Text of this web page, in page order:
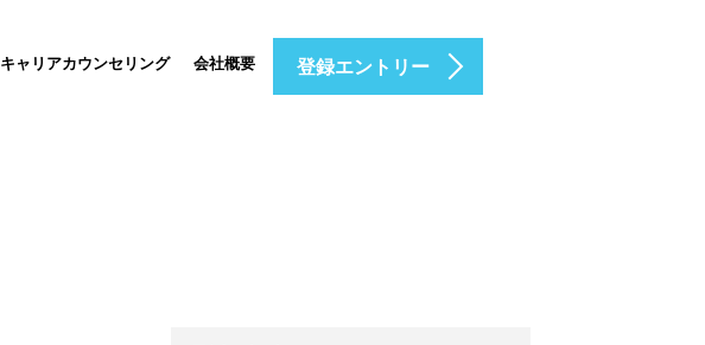
キャリアカウンセリング 会社概要 登録エントリー